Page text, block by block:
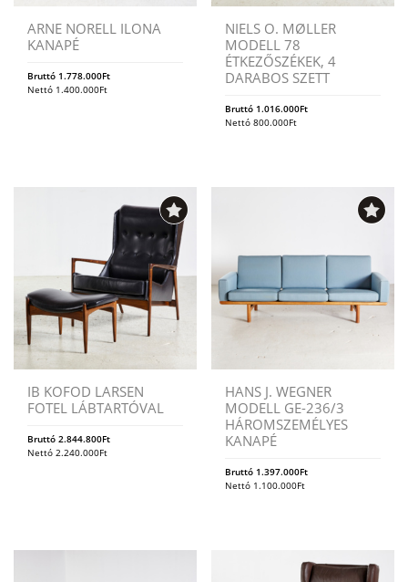
ARNE NORELL ILONA
KANAPÉ
Bruttó 1.778.000Ft
Nettó 1.400.000Ft
NIELS O. MØLLER
MODELL 78
ÉTKEZŐSZÉKEK, 4
DARABOS SZETT
Bruttó 1.016.000Ft
Nettó800.000Ft
IB KOFOD LARSEN
FOTEL LÁBTARTÓVAL
Bruttó 2.844.800Ft
Nettó 2.240.000Ft
HANS J. WEGNER
MODELL GE-236/3
HÁROMSZEMÉLYES
KANAPÉ
Bruttó 1.397.000Ft
Nettó 1.100.000Ft